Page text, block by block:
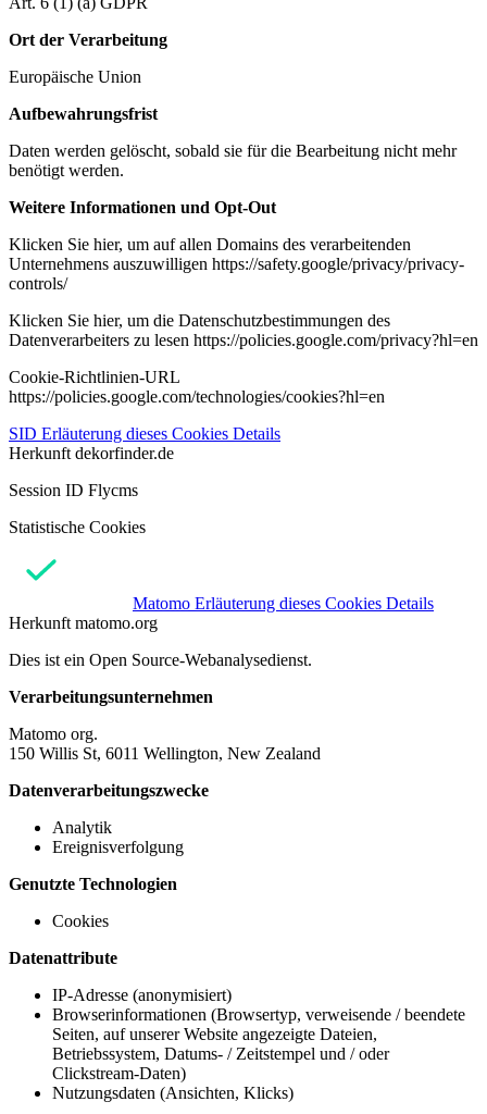
Ort der Verarbeitung
Europäische Union
Aufbewahrungsfrist
Daten werden gelöscht, sobald sie für die Bearbeitung nicht mehr
benötigt werden.
Weitere Informationen und Opt-Out
Klicken Sie hier, um auf allen Domains des verarbeitenden
Unternehmens auszuwilligen https://safety.google/privacy/privacy-
controls/
Klicken Sie hier, um die Datenschutzbestimmungen des
Datenverarbeiters zu lesen https://policies.google.com/privacy?hl=en
Cookie-Richtlinien-URL
https://policies.google.com/technologies/cookies?hl=en
SID Erläuterung dieses Cookies Details
Herkunft dekorfinder.de
Session ID Flycms
Statistische Cookies
Matomo Erläuterung dieses Cookies Details
Herkunft matomo.org
Dies ist ein Open Source-Webanalysedienst.
Verarbeitungsunternehmen
Matomo org.
150 Willis St, 6011 Wellington, New Zealand
Datenverarbeitungszwecke
Analytik
Ereignisverfolgung
Genutzte Technologien
Cookies
Datenattribute
IP-Adresse (anonymisiert)
Browserinformationen (Browsertyp, verweisende / beendete
Seiten, auf unserer Website angezeigte Dateien,
Betriebssystem, Datums- / Zeitstempel und / oder
Clickstream-Daten)
Nutzungsdaten (Ansichten, Klicks)